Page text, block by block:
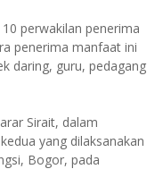
perwakilan penerima
penerima manfaat ini
daring, guru, pedagang
Sirait, dalam
yang dilaksanakan
Bogor, pada